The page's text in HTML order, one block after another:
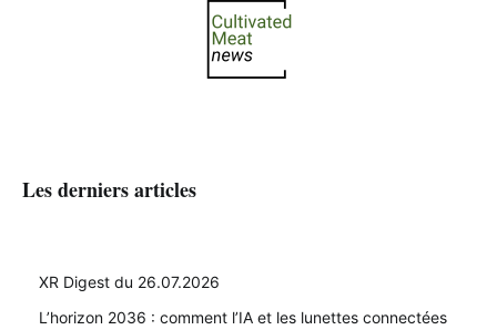
Les derniers articles
XR Digest du 26.07.2026
L’horizon 2036 : comment l’IA et les lunettes connectées